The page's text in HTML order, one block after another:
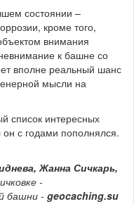
состоянии –
кроме того,
внимания
к башне со
вполне реальный шанс
мысли на
список интересных
с годами пополнялся.
Жанна Сичкарь,
-
башни - geocaching.su